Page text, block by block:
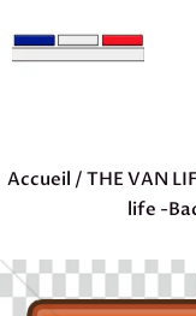
Accueil / THE VAN
life -